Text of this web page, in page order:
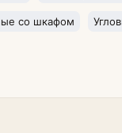
со шкафом